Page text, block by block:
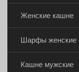
Женские кашне
Шарфы женские
Кашне мужские